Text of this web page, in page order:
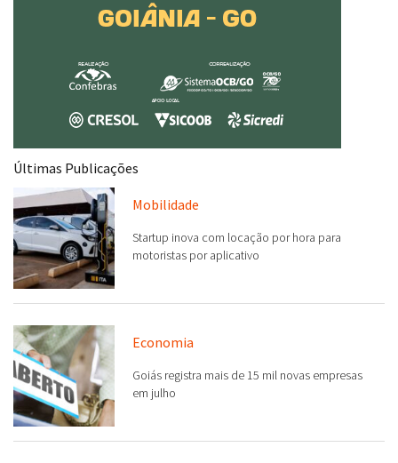
Últimas Publicações
Mobilidade
Startup inova com locação por hora para
motoristas por aplicativo
Economia
Goiás registra mais de 15 mil novas empresas
em julho